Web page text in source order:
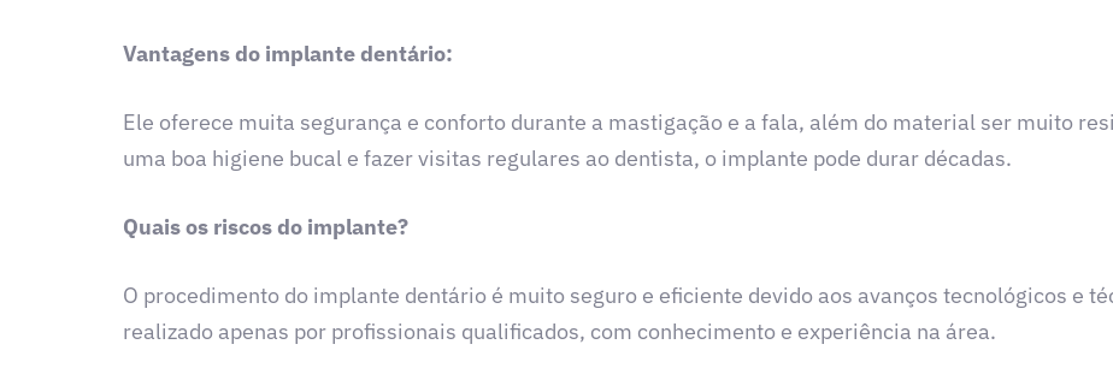
Vantagens do implante dentário:
Ele oferece muita segurança e conforto durante a mastigação e a fala, além do material ser muito
uma boa higiene bucal e fazer visitas regulares ao dentista, o implante pode durar décadas.
Quais os riscos do implante?
O procedimento do implante dentário é muito seguro e eficiente devido aos avanços tecnológicos e
realizado apenas por profissionais qualificados, com conhecimento e experiência na área.